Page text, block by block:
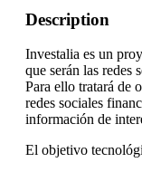
Description
Investalia es un
que serán las redes
Para ello tratará de
redes sociales
información de
El objetivo